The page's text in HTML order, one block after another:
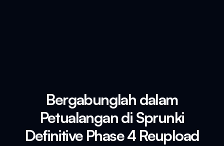
Bergabunglah dalam
Petualangan di Sprunki
Definitive Phase 4 Reupload